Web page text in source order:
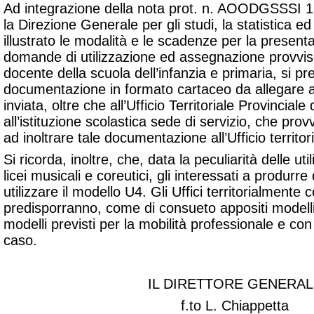
Ad integrazione della nota prot. n. AOODGSSSI
la Direzione Generale per gli studi, la statistica
illustrato le modalità e le scadenze per la
domande di utilizzazione ed assegnazione
docente della scuola dell’infanzia e primaria, si
documentazione in formato cartaceo da allegare
inviata, oltre che all’Ufficio Territoriale Provinciale
all’istituzione scolastica sede di servizio, che
ad inoltrare tale documentazione all’Ufficio
Si ricorda, inoltre, che, data la peculiarità delle
licei musicali e coreutici, gli interessati a
utilizzare il modello U4. Gli Uffici territorialmente
predisporranno, come di consueto appositi
modelli previsti per la mobilità professionale e
caso.
IL DIRETTORE
f.to L. Chiappetta